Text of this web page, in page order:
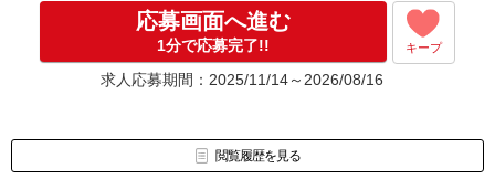
応募画面へ進む
1分で応募完了!! キープ
求人応募期間：2025/11/14～2026/08/16
閲覧履歴を見る